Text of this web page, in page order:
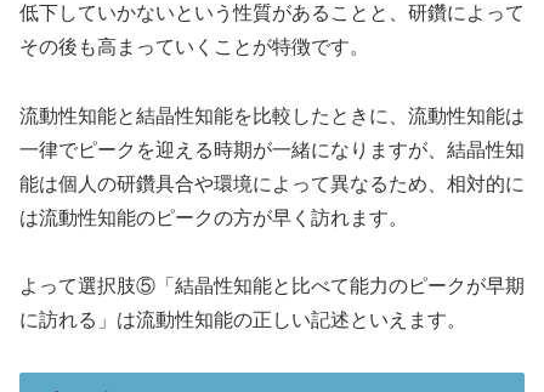
低下していかないという性質があることと、研鑽によって
その後も高まっていくことが特徴です。
流動性知能と結晶性知能を比較したときに、流動性知能は
一律でピークを迎える時期が一緒になりますが、結晶性知
能は個人の研鑽具合や環境によって異なるため、相対的に
は流動性知能のピークの方が早く訪れます。
よって選択肢⑤「結晶性知能と比べて能力のピークが早期
に訪れる」は流動性知能の正しい記述といえます。